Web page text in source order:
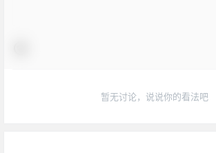
暂无讨论，说说你的看法吧